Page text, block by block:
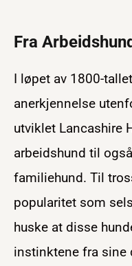
Fra
I løpet av 1800-
anerkjennelse
utviklet Lancashire
arbeidshund til
familiehund. Til
popularitet som
huske at disse
instinktene fra sine